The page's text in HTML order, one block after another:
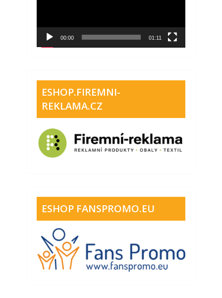
00:00 01:11
ESHOP.FIREMNI-
REKLAMA.CZ
ESHOP FANSPROMO.EU